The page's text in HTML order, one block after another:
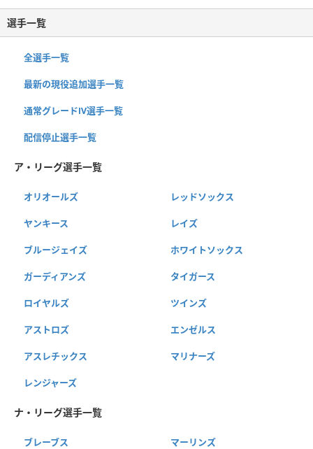
選手一覧
全選手一覧
最新の現役追加選手一覧
通常グレードⅣ選手一覧
配信停止選手一覧
ア・リーグ選手一覧
オリオールズ レッドソックス
ヤンキース レイズ
ブルージェイズ ホワイトソックス
ガーディアンズ タイガース
ロイヤルズ ツインズ
アストロズ エンゼルス
アスレチックス マリナーズ
レンジャーズ
ナ・リーグ選手一覧
ブレーブス マーリンズ